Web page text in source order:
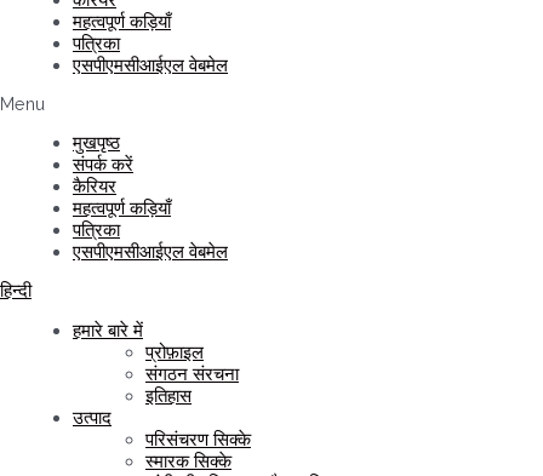
महत्वपूर्ण कड़ियाँ
पत्रिका
एसपीएमसीआईएल वेबमेल
Menu
मुखपृष्ठ
संपर्क करें
कैरियर
महत्वपूर्ण कड़ियाँ
पत्रिका
एसपीएमसीआईएल वेबमेल
हिन्दी
हमारे बारे में
प्रोफ़ाइल
संगठन संरचना
इतिहास
उत्पाद
परिसंचरण सिक्के
स्मारक सिक्के